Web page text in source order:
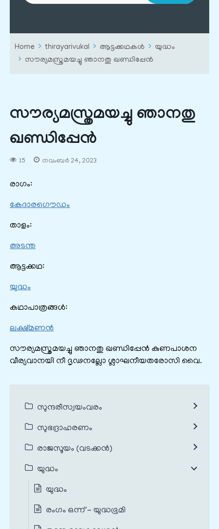
Home thirayarivukal ആട്ടക്കഥകൾ
യുദ്ധം
സൗര്യമസ്ത്രമയച്ചു ഞാനതു ഖണ്ഡിപ്പേൻ
സൗര്യമസ്ത്രമയച്ചു ഞാനതു
ഖണ്ഡിപ്പേൻ
15 നവംബർ 24, 2023
രാഗം:
കേദാരഗൌഡം
താളം:
അടന്ത
ആട്ടക്കഥ:
യുദ്ധം
കഥാപാത്രങ്ങൾ:
ലക്ഷ്മണൻ
സൗര്യമസ്ത്രമയച്ചു ഞാനതു ഖണ്ഡിപ്പേൻ കുണപാശന
വീര്യവാനയി നീ ദൃഢനല്ലോ ശ്ലാഘനീയതരോസി വൈ.
സുന്ദരീസ്വയംവരം
സുഭദ്രാഹരണം
രാജസൂയം (വടക്കൻ)
യുദ്ധം
യുദ്ധം
രംഗം ഒന്ന് - യുദ്ധഭൂമി